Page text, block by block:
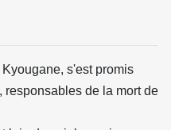
s'est promis
de la mort de